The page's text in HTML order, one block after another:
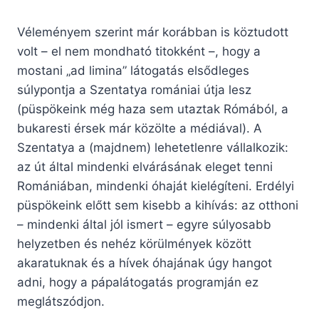
Véleményem szerint már korábban is köztudott
volt – el nem mondható titokként –, hogy a
mostani „ad limina” látogatás elsődleges
súlypontja a Szentatya romániai útja lesz
(püspökeink még haza sem utaztak Rómából, a
bukaresti érsek már közölte a médiával). A
Szentatya a (majdnem) lehetetlenre vállalkozik:
az út által mindenki elvárásának eleget tenni
Romániában, mindenki óhaját kielégíteni. Erdélyi
püspökeink előtt sem kisebb a kihívás: az otthoni
– mindenki által jól ismert – egyre súlyosabb
helyzetben és nehéz körülmények között
akaratuknak és a hívek óhajának úgy hangot
adni, hogy a pápalátogatás programján ez
meglátszódjon.